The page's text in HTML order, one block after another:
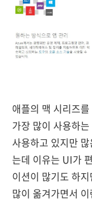
애플의 맥 시리즈
가장 많이 사용하
사용하고 있지만
는데 이유는 UI가
이션이 많기도 하
많이 옮겨가면서